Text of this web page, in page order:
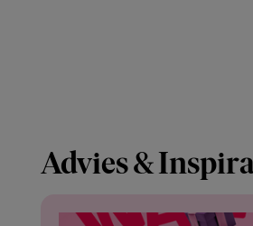
Advies &